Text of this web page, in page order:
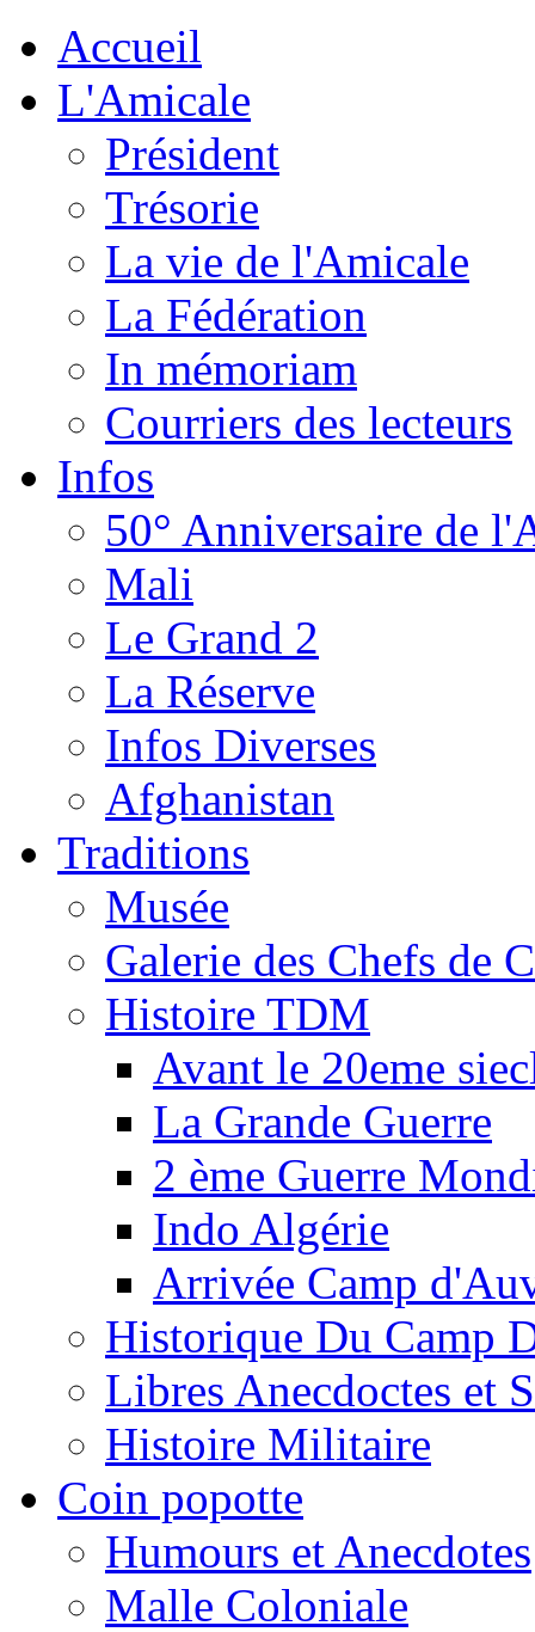
Accueil
L'Amicale
Président
Trésorie
La vie de l'Amicale
La Fédération
In mémoriam
Courriers des lecteurs
Infos
50° Anniversaire de
Mali
Le Grand 2
La Réserve
Infos Diverses
Afghanistan
Traditions
Musée
Galerie des Chefs de
Histoire TDM
Avant le 20eme
La Grande Guerre
2 ème Guerre
Indo Algérie
Arrivée Camp
Historique Du Camp
Libres Anecdoctes et
Histoire Militaire
Coin popotte
Humours et Anecdotes
Malle Coloniale